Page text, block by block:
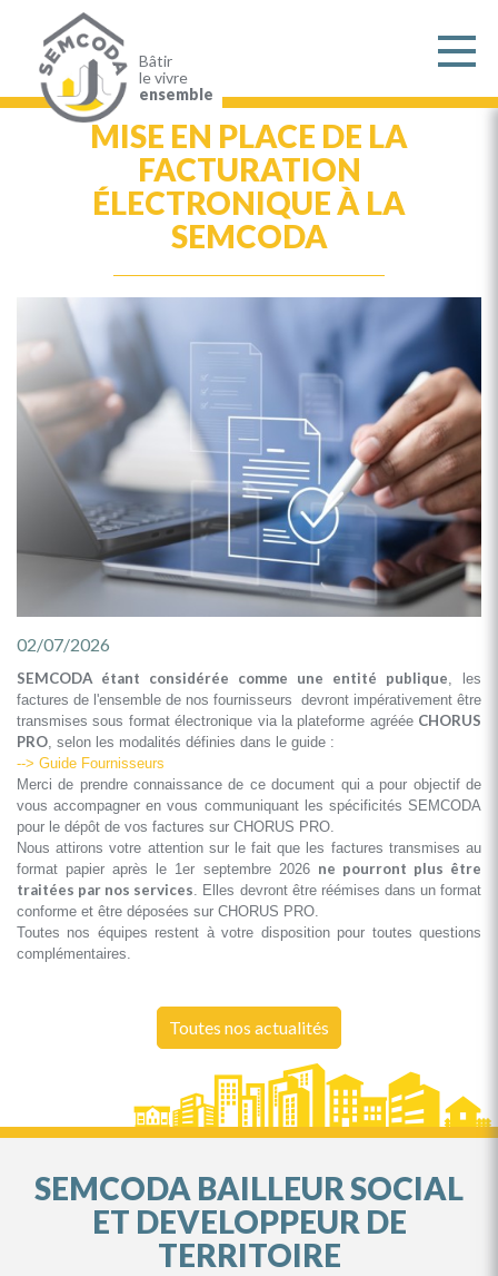
contenu
principal
Bâtir
le vivre
ensemble
MISE EN PLACE DE LA
FACTURATION
ÉLECTRONIQUE À LA
SEMCODA
02/07/2026
SEMCODA étant considérée comme une entité publique, les
factures de l'ensemble de nos fournisseurs devront impérativement être
transmises sous format électronique via la plateforme agréée CHORUS
PRO, selon les modalités définies dans le guide :
--> Guide Fournisseurs
Merci de prendre connaissance de ce document qui a pour objectif de
vous accompagner en vous communiquant les spécificités SEMCODA
pour le dépôt de vos factures sur CHORUS PRO.
Nous attirons votre attention sur le fait que les factures transmises au
format papier après le 1er septembre 2026 ne pourront plus être
traitées par nos services. Elles devront être réémises dans un format
conforme et être déposées sur CHORUS PRO.
Toutes nos équipes restent à votre disposition pour toutes questions
complémentaires.
Toutes nos actualités
SEMCODA BAILLEUR SOCIAL
ET DEVELOPPEUR DE
TERRITOIRE